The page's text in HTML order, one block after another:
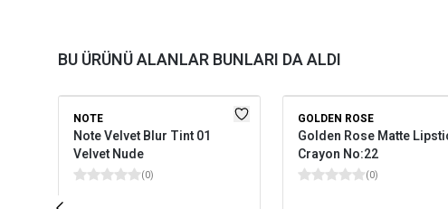
BU ÜRÜNÜ ALANLAR BUNLARI DA ALDI
NOTE
Note Velvet Blur Tint 01
Velvet Nude
(0)
GOLDEN ROSE
Golden Rose Matte
Crayon No:22
(0)